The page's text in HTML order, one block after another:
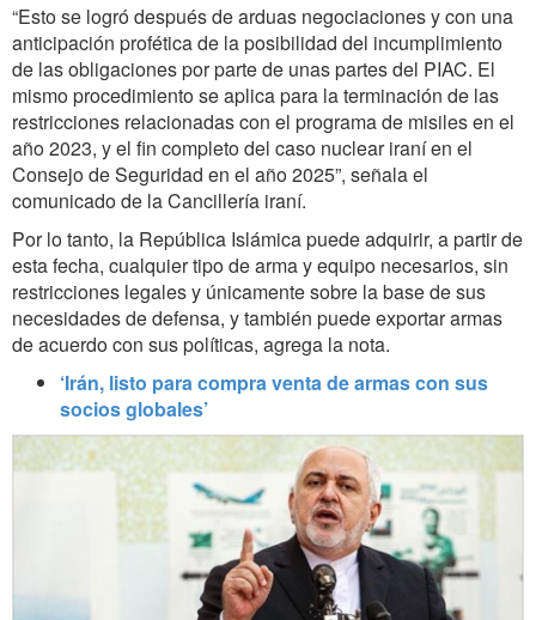
“Esto se logró después de arduas negociaciones y con una
anticipación profética de la posibilidad del incumplimiento
de las obligaciones por parte de unas partes del PIAC. El
mismo procedimiento se aplica para la terminación de las
restricciones relacionadas con el programa de misiles en el
año 2023, y el fin completo del caso nuclear iraní en el
Consejo de Seguridad en el año 2025”, señala el
comunicado de la Cancillería iraní.
Por lo tanto, la República Islámica puede adquirir, a partir de
esta fecha, cualquier tipo de arma y equipo necesarios, sin
restricciones legales y únicamente sobre la base de sus
necesidades de defensa, y también puede exportar armas
de acuerdo con sus políticas, agrega la nota.
‘Irán, listo para compra venta de armas con sus
socios globales’